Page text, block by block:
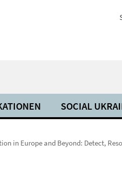
SOCIAL
in Europe and Beyond: Detect,